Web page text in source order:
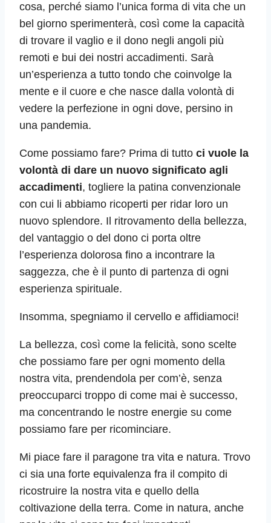
cosa, perché siamo l’unica forma di vita che un
bel giorno sperimenterà, così come la capacità
di trovare il vaglio e il dono negli angoli più
remoti e bui dei nostri accadimenti. Sarà
un’esperienza a tutto tondo che coinvolge la
mente e il cuore e che nasce dalla volontà di
vedere la perfezione in ogni dove, persino in
una pandemia.
Come possiamo fare? Prima di tutto ci vuole la
volontà di dare un nuovo significato agli
accadimenti, togliere la patina convenzionale
con cui li abbiamo ricoperti per ridar loro un
nuovo splendore. Il ritrovamento della bellezza,
del vantaggio o del dono ci porta oltre
l’esperienza dolorosa fino a incontrare la
saggezza, che è il punto di partenza di ogni
esperienza spirituale.
Insomma, spegniamo il cervello e affidiamoci!
La bellezza, così come la felicità, sono scelte
che possiamo fare per ogni momento della
nostra vita, prendendola per com’è, senza
preoccuparci troppo di come mai è successo,
ma concentrando le nostre energie su come
possiamo fare per ricominciare.
Mi piace fare il paragone tra vita e natura. Trovo
ci sia una forte equivalenza fra il compito di
ricostruire la nostra vita e quello della
coltivazione della terra. Come in natura, anche